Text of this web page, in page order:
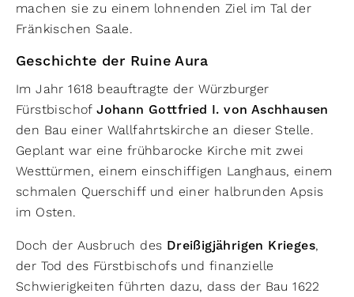
machen sie zu einem lohnenden Ziel im Tal der
Fränkischen Saale.
Geschichte der Ruine Aura
Im Jahr 1618 beauftragte der Würzburger
FürstbischofJohann Gottfried I. von Aschhausen
den Bau einer Wallfahrtskirche an dieser Stelle.
Geplant war eine frühbarocke Kirche mit zwei
Westtürmen, einem einschiffigen Langhaus, einem
schmalen Querschiff und einer halbrunden Apsis
im Osten.
Doch der Ausbruch des Dreißigjährigen Krieges,
der Tod des Fürstbischofs und finanzielle
Schwierigkeiten führten dazu, dass der Bau 1622